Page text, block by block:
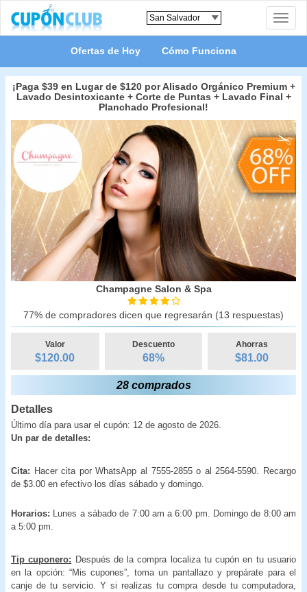
Toggle
Ofertas de Hoy Cómo Funciona
¡Paga $39 en Lugar de $120 por Alisado Orgánico Premium +
Lavado Desintoxicante + Corte de Puntas + Lavado Final +
Planchado Profesional!
Champagne Salon & Spa
77% de compradores dicen que regresarán (13 respuestas)
Valor
$120.00
Descuento
68%
Ahorras
$81.00
28 comprados
Detalles
Último día para usar el cupón: 12 de agosto de 2026.
Un par de detalles:
Cita: Hacer cita por WhatsApp al 7555-2855 o al 2564-5590. Recargo
de $3.00 en efectivo los días sábado y domingo.
Horarios:
Lunes a sábado de 7:00 am a 6:00 pm. Domingo de 8:00 am
a 5:00 pm.
Tip cuponero: Después de la compra localiza tu cupón en tu usuario
en la opción: “Mis cupones”, toma un pantallazo y prepárate para el
canje de tu servicio. Y si realizas tu compra desde tu computadora,